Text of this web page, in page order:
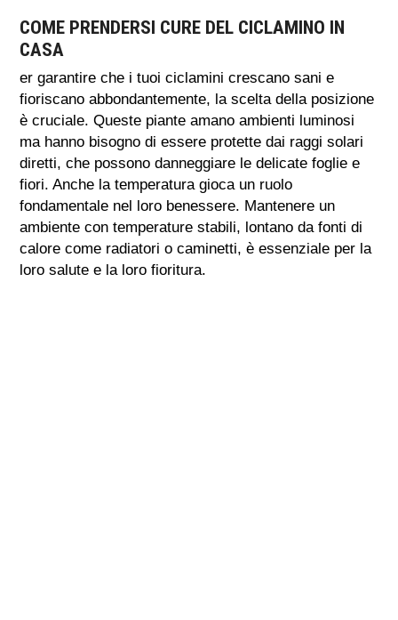
COME PRENDERSI CURE DEL CICLAMINO IN
CASA
er garantire che i tuoi ciclamini crescano sani e
fioriscano abbondantemente, la scelta della posizione
è cruciale. Queste piante amano ambienti luminosi
ma hanno bisogno di essere protette dai raggi solari
diretti, che possono danneggiare le delicate foglie e
fiori. Anche la temperatura gioca un ruolo
fondamentale nel loro benessere. Mantenere un
ambiente con temperature stabili, lontano da fonti di
calore come radiatori o caminetti, è essenziale per la
loro salute e la loro fioritura.